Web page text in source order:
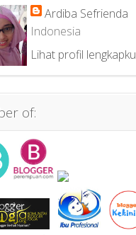
Ardiba Sefrienda
Indonesia
Lihat profil lengkapku
of: